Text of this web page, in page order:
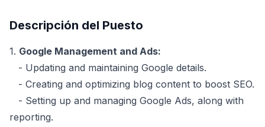
Descripción del Puesto
1. Google Management and Ads:
- Updating and maintaining Google details.
- Creating and optimizing blog content to boost SEO.
- Setting up and managing Google Ads, along with
reporting.